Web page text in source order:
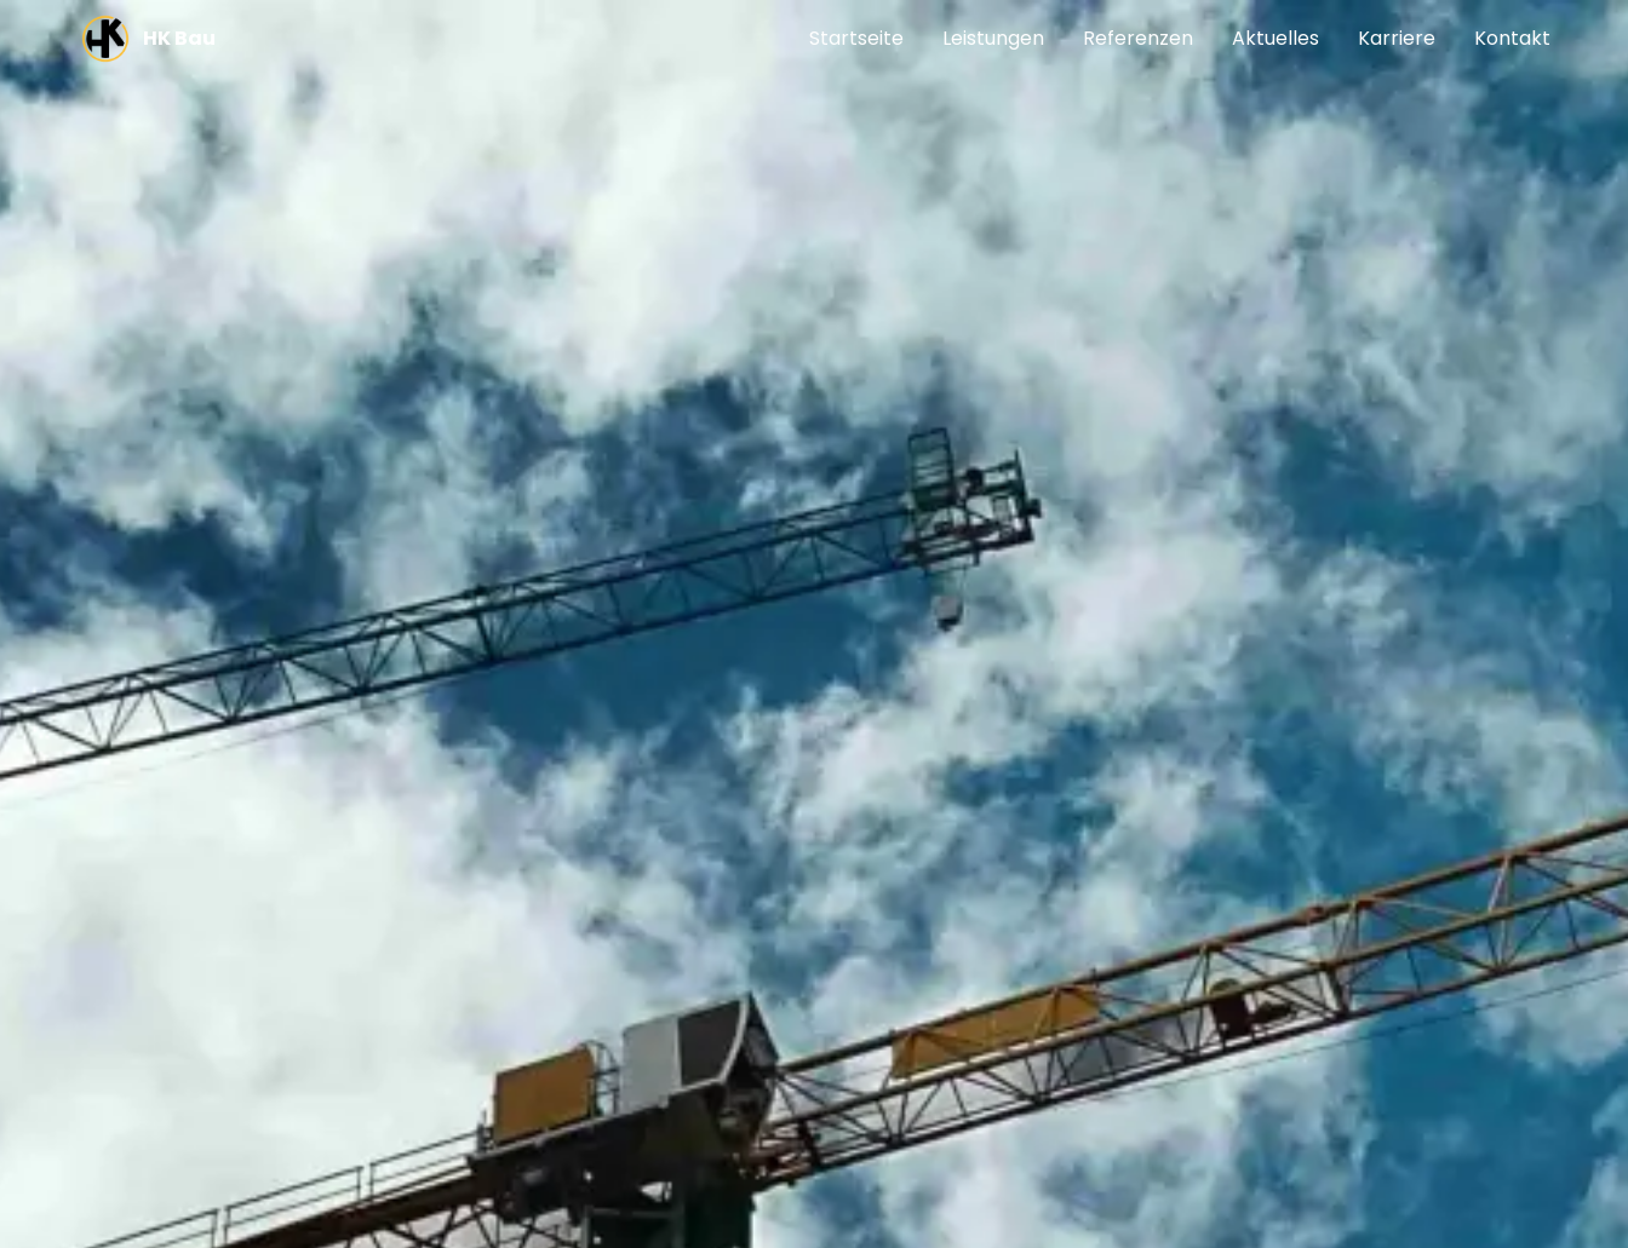
Zum Hauptinhalt springen
HK Bau
Startseite Leistungen Referenzen Aktuelles Karriere Kontakt